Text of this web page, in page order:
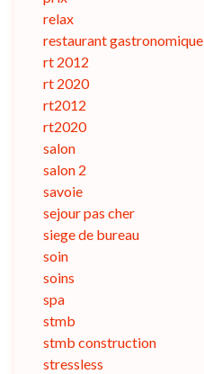
relax
restaurant gastronomique
rt 2012
rt 2020
rt2012
rt2020
salon
salon 2
savoie
sejour pas cher
siege de bureau
soin
soins
spa
stmb
stmb construction
stressless